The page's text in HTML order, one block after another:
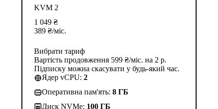
KVM 2
1 049 ₴
389 ₴/міс.
Вибрати тариф
Вартість продовження 599 ₴/міс. на 2 р.
Підписку можна скасувати у будь-який час.
Ядер vCPU: 2
Оперативна пам'ять: 8 ГБ
Диск NVMe: 100 ГБ